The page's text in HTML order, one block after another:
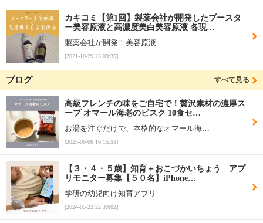
カキコミ【第1回】製薬会社が開発したブースタ
ー美容原液と高濃度美白美容原液 各現…
製薬会社が開発！美容原液
[2021-10-29 23:09:35]
ブログ すべて見る
高級フレンチの味をご自宅で！贅沢素材の濃厚ス
ープ オマール海老のビスク 10食セ…
お湯を注ぐだけで、本格的なオマール海…
[2025-06-06 16:15:58]
【３・４・５歳】知育＋おこづかいちょう アプ
リモニター募集【５０名】iPhone…
学研の幼児向け知育アプリ
[2024-05-23 22:39:02]